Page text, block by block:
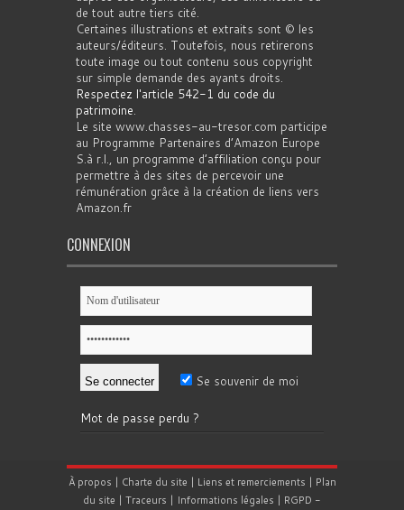
de tout autre tiers cité.
Certaines illustrations et extraits sont © les
auteurs/éditeurs. Toutefois, nous retirerons
toute image ou tout contenu sous copyright
sur simple demande des ayants droits.
Respectez l'article 542-1 du code du
patrimoine.
Le site www.chasses-au-tresor.com participe
au Programme Partenaires d’Amazon Europe
S.à r.l., un programme d’affiliation conçu pour
permettre à des sites de percevoir une
rémunération grâce à la création de liens vers
Amazon.fr
CONNEXION
Se souvenir de moi
Mot de passe perdu ?
À propos | Charte du site | Liens et remerciements | Plan
du site | Traceurs | Informations légales | RGPD -